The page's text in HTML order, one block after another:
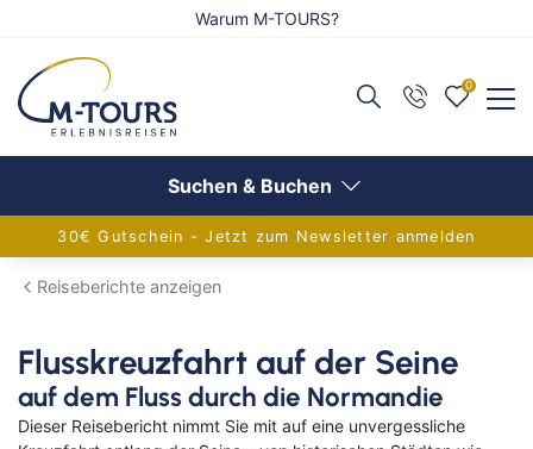
Warum M-TOURS?
0
Suchen & Buchen
30€ Gutschein - Jetzt zum Newsletter anmelden
Zurück
Reiseangebote anzeigen
Alleinreisende
Aktivreisen
Zurück
Flug anzeigen
Griechenland
Europa
Zurück
Schiff anzeigen
AIDA Verlockung der Woche
Flusskreuzfahrten
Reiseberichte anzeigen
Flusskreuzfahrt auf der Seine
auf dem Fluss durch die Normandie
Dieser Reisebericht nimmt Sie mit auf eine unvergessliche